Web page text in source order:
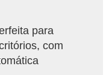
para
com